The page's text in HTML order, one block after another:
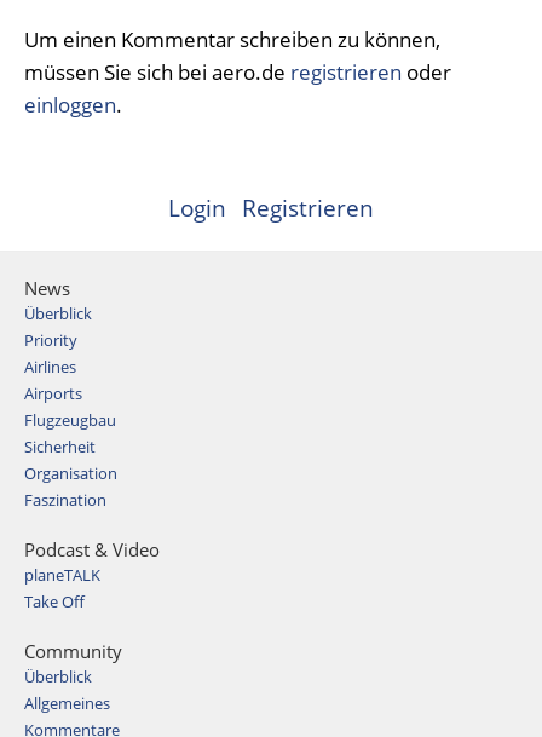
Um einen Kommentar schreiben zu können,
müssen Sie sich bei aero.de registrieren oder
einloggen.
Login Registrieren
News
Überblick
Priority
Airlines
Airports
Flugzeugbau
Sicherheit
Organisation
Faszination
Podcast & Video
planeTALK
Take Off
Community
Überblick
Allgemeines
Kommentare